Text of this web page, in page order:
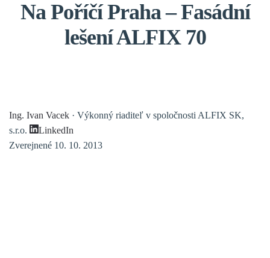
Na Poříčí Praha – Fasádní
lešení ALFIX 70
Ing. Ivan Vacek · Výkonný riaditeľ v spoločnosti ALFIX SK,
s.r.o.
LinkedIn
Zverejnené 10. 10. 2013